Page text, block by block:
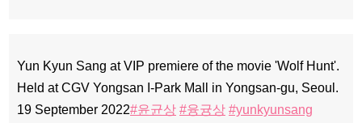
Yun Kyun Sang at VIP premiere of the movie 'Wolf Hunt'.
Held at CGV Yongsan I-Park Mall in Yongsan-gu, Seoul.
19 September 2022#윤균상 #융귱상 #yunkyunsang